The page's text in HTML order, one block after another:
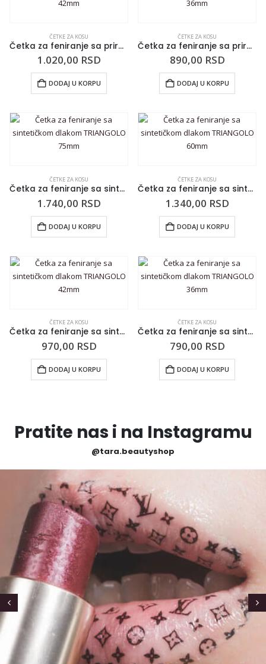
ČETKE ZA KOSU
Četka za feniranje sa prirodnom dlakom TRIANGOLO 42mm
1.020,00 RSD
DODAJ U KORPU
ČETKE ZA KOSU
Četka za feniranje sa prirodnom dlakom TRIANGOLO 36mm
890,00 RSD
DODAJ U KORPU
ČETKE ZA KOSU
Četka za feniranje sa sintetičkom dlakom TRIANGOLO 75mm
1.740,00 RSD
DODAJ U KORPU
ČETKE ZA KOSU
Četka za feniranje sa sintetičkom dlakom TRIANGOLO 60mm
1.340,00 RSD
DODAJ U KORPU
ČETKE ZA KOSU
Četka za feniranje sa sintetičkom dlakom TRIANGOLO 42mm
970,00 RSD
DODAJ U KORPU
ČETKE ZA KOSU
Četka za feniranje sa sintetičkom dlakom TRIANGOLO 36mm
790,00 RSD
DODAJ U KORPU
Pratite nas i na Instagramu
@tara.beautyshop